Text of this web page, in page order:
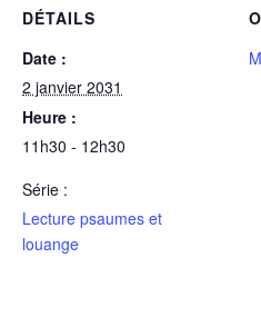
DÉTAILS
Date :
2 janvier 2031
Heure :
11h30 - 12h30
Série :
Lecture psaumes et
louange